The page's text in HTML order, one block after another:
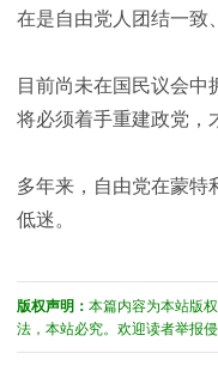
在是自由党人团结一致
目前尚未在国民议会
将必须着手重建政党，
多年来，自由党在蒙
低迷。
版权声明： 本篇内容为本站版
法，本站必究。欢迎读者举报